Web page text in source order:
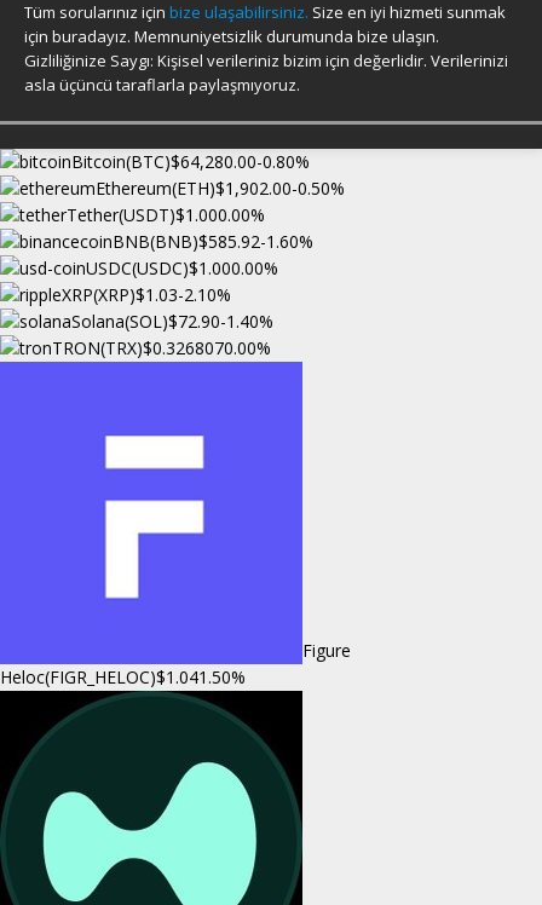
Tüm sorularınız için bize ulaşabilirsiniz. Size en iyi hizmeti sunmak
için buradayız. Memnuniyetsizlik durumunda bize ulaşın.
Gizliliğinize Saygı: Kişisel verileriniz bizim için değerlidir. Verilerinizi
asla üçüncü taraflarla paylaşmıyoruz.
Bitcoin(BTC)$64,280.00-0.80%
Ethereum(ETH)$1,902.00-0.50%
Tether(USDT)$1.000.00%
BNB(BNB)$585.92-1.60%
USDC(USDC)$1.000.00%
XRP(XRP)$1.03-2.10%
Solana(SOL)$72.90-1.40%
TRON(TRX)$0.3268070.00%
Figure
Heloc(FIGR_HELOC)$1.041.50%